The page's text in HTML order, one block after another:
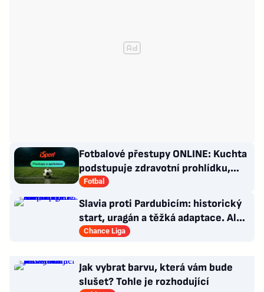
Fotbalové přestupy ONLINE: Kuchta
podstupuje zdravotní prohlídku,
Haraslín odletěl do Arábie
Fotbal
Slavia proti Pardubicím: historický
start, uragán a těžká adaptace. Ale i
smutná událost
Chance Liga
Jak vybrat barvu, která vám bude
slušet? Tohle je rozhodující